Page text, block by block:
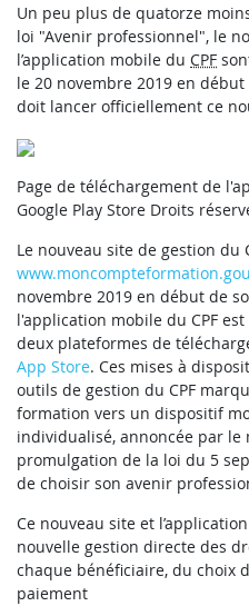
Un peu plus de quatorze
loi "Avenir professionnel", le
l’application mobile du CPF
le 20 novembre 2019 en
doit lancer officiellement ce
Page de téléchargement de
Google Play Store Droits
Le nouveau site de gestion du
novembre 2019 en début de
l'application mobile du CPF
deux plateformes de
App Store. Ces mises à
outils de gestion du CPF
formation vers un dispositif
individualisé, annoncée par
promulgation de la loi du 5
de choisir son avenir
Ce nouveau site et
nouvelle gestion directe des
chaque bénéficiaire, du choix
paiement